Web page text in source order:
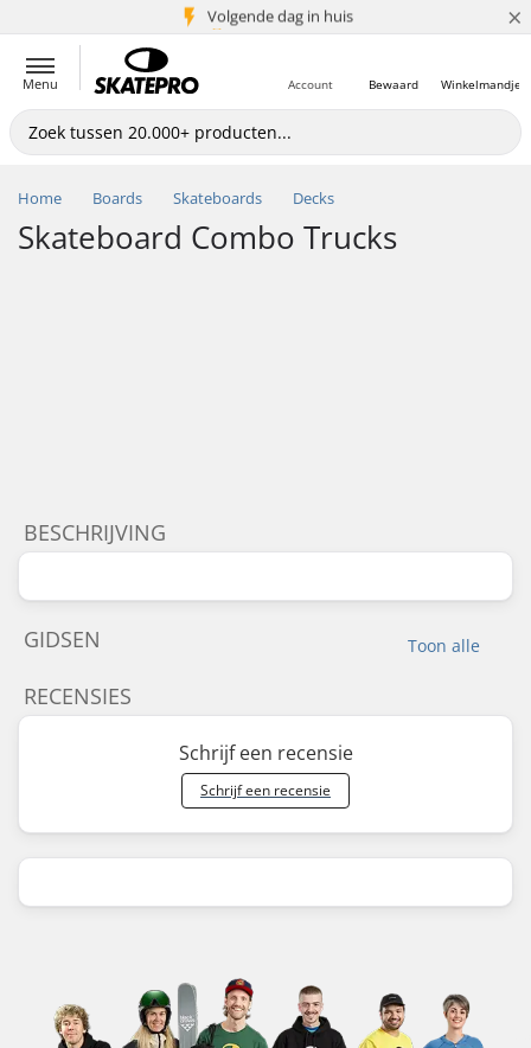
Volgende dag in huis
5+ mln. klanten ×
Menu Winkelmandje
Bewaard
Account
Home Boards Skateboards Decks
Skateboard Combo Trucks
BESCHRIJVING
Toon alle
GIDSEN
RECENSIES
Schrijf een recensie
Schrijf een recensie